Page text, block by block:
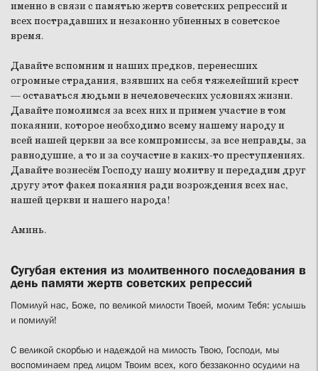
именно в связи с памятью жертв советских репрессий и
всех пострадавших и незаконно убиенных в советское
время.
Давайте вспомним и наших предков, перенесших
огромные страдания, взявших на себя тяжелейший крест
— оставаться людьми в нечеловеческих условиях жизни.
Давайте помолимся за всех них и примем участие в том
покаянии, которое необходимо всему нашему народу и
всей нашей церкви за все компромиссы, за все неправды, за
равнодушие, а то и за соучастие в каких-то преступлениях.
Давайте вознесём Господу нашу молитву и передадим друг
другу этот факел покаяния ради возрождения всех нас,
нашей церкви и нашего народа!
Аминь.
Сугубая ектения из молитвенного последования в
день памяти жертв советских репрессий
Помилуй нас, Боже, по великой милости Твоей, молим Тебя: услышь
и помилуй!
С великой скорбью и надеждой на милость Твою, Господи, мы
воспоминаем пред лицом Твоим всех, кого беззаконно осудили на